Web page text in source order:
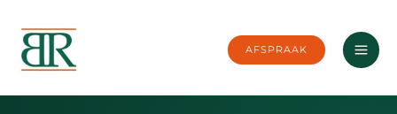
naar
inhoud
AFSPRAAK